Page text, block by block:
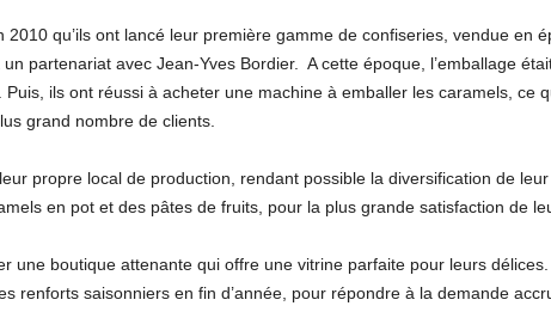
2010 qu’ils ont lancé leur première gamme de confiseries, vendue en
partenariat avec Jean-Yves Bordier. A cette époque, l’emballage
Puis, ils ont réussi à acheter une machine à emballer les caramels, ce
grand nombre de clients.
propre local de production, rendant possible la diversification de
en pot et des pâtes de fruits, pour la plus grande satisfaction de
une boutique attenante qui offre une vitrine parfaite pour leurs délices.
renforts saisonniers en fin d’année, pour répondre à la demande